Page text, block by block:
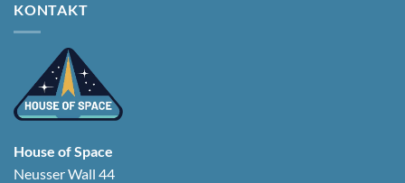
KONTAKT
House of Space
Neusser Wall 44